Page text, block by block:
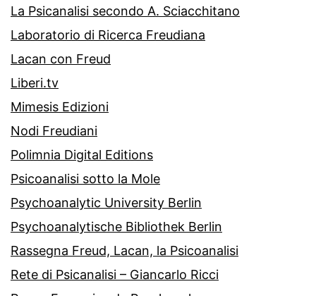
La Psicanalisi secondo A. Sciacchitano
Laboratorio di Ricerca Freudiana
Lacan con Freud
Liberi.tv
Mimesis Edizioni
Nodi Freudiani
Polimnia Digital Editions
Psicoanalisi sotto la Mole
Psychoanalytic University Berlin
Psychoanalytische Bibliothek Berlin
Rassegna Freud, Lacan, la Psicoanalisi
Rete di Psicanalisi – Giancarlo Ricci